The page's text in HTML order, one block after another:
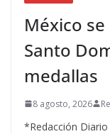
México
Santo
medallas
8 agosto, 2026
*Redacción